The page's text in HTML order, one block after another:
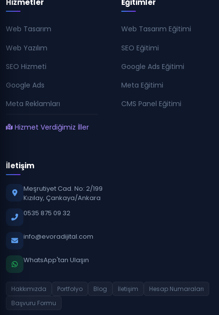
Hizmetler
Web Tasarım
Web Yazılım
SEO Hizmeti
Google Ads
Meta Reklamları
Hizmet Verdiğimiz İller
Eğitimler
Web Tasarım Eğitimi
SEO Eğitimi
Google Ads Eğitimi
Meta Eğitimi
CMS Panel Eğitimi
İletişim
Meşrutiyet Cad. No: 2/199
Kızılay, Çankaya/Ankara
0535 875 09 32
info@evoradijital.com
WhatsApp'tan Ulaşın
Hakkımızda Portfolyo Blog İletişim
Hesap Numaraları
Başvuru Formu